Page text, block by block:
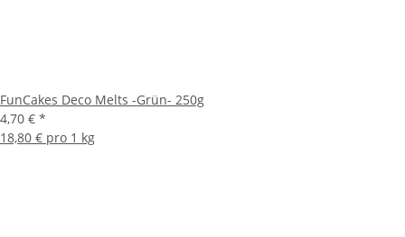
FunCakes Deco Melts -Grün- 250g
4,70 € *
18,80 € pro 1 kg